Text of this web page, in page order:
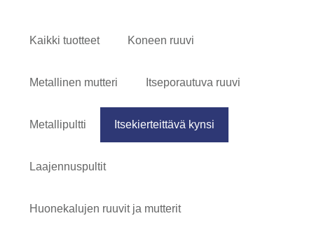
Kaikki tuotteet Koneen ruuvi
Metallinen mutteri Itseporautuva ruuvi
Metallipultti Itsekierteittävä kynsi
Laajennuspultit
Huonekalujen ruuvit ja mutterit